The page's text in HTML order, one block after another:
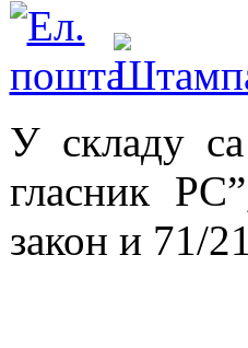
У складу
гласник
закон и 71/